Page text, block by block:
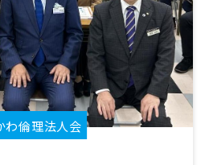
わ倫理法人会